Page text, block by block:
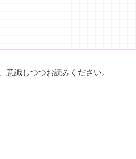
意識しつつお読みください。